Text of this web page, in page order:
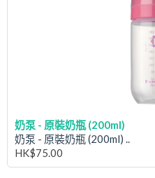
奶泵 - 原裝奶瓶 (200ml)
奶泵 - 原裝奶瓶 (200ml) ..
HK$75.00